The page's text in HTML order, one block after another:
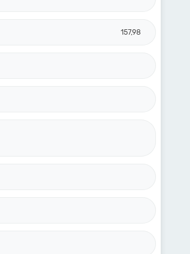
157,98